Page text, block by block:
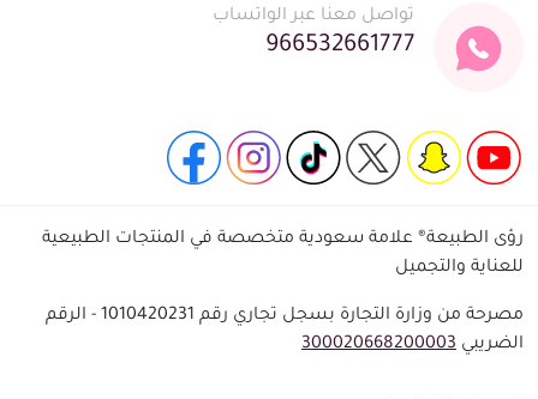
تواصل معنا عبر الواتساب
966532661777
رؤى الطبيعة® علامة سعودية متخصصة في المنتجات الطبيعية
للعناية والتجميل
مصرحة من وزارة التجارة بسجل تجاري رقم 1010420231 - الرقم
الضريبي 300020668200003